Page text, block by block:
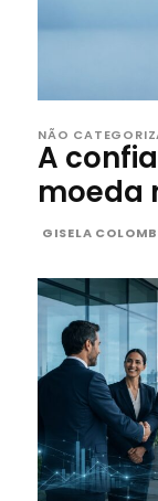
NÃO
A
moeda
GISELA